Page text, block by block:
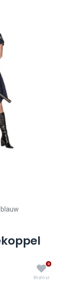
0
Wishlist